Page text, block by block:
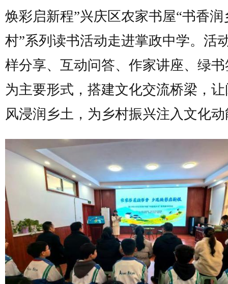
焕彩启新程”兴庆区农家书屋“书香润
村”系列读书活动走进掌政中学。活
样分享、互动问答、作家讲座、绿
为主要形式，搭建文化交流桥梁，
风浸润乡土，为乡村振兴注入文化